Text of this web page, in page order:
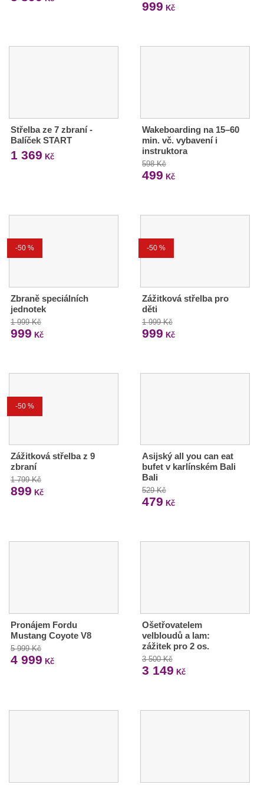
999 Kč
Střelba ze 7 zbraní -
Balíček START
1 369 Kč
Wakeboarding na 15–60
min. vč. vybavení i
instruktora
598 Kč
499 Kč
-50 %
Zbraně speciálních
jednotek
1 999 Kč
999 Kč
-50 %
Zážitková střelba pro
děti
1 999 Kč
999 Kč
-50 %
Zážitková střelba z 9
zbraní
1 799 Kč
899 Kč
Asijský all you can eat
bufet v karlínském Bali
Bali
529 Kč
479 Kč
Pronájem Fordu
Mustang Coyote V8
5 999 Kč
4 999 Kč
Ošetřovatelem
velbloudů a lam:
zážitek pro 2 os.
3 500 Kč
3 149 Kč